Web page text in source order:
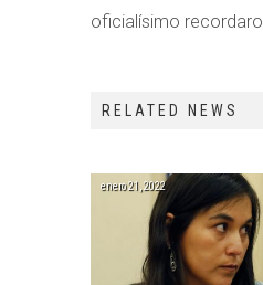
oficialísimo
RELATED NEWS
enero 21, 2022